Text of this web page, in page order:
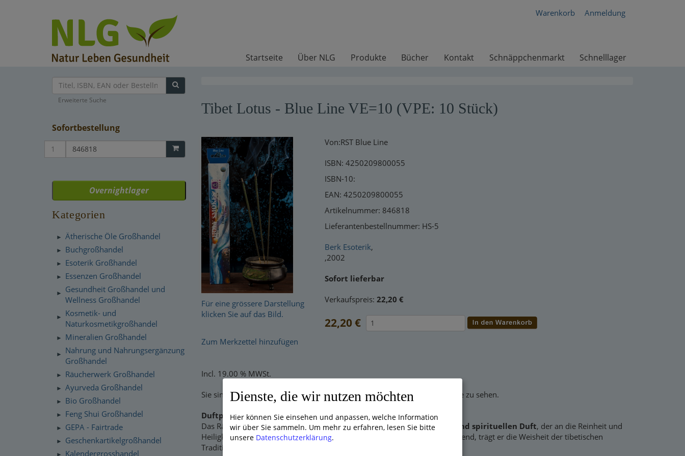
Warenkorb Anmeldung
Startseite Über NLG Produkte Bücher Kontakt Schnäppchenmarkt Schnelllager
Erweiterte Suche
Sofortbestellung
Overnightlager
Kategorien
► Ätherische Öle Großhandel
► Buchgroßhandel
► Esoterik Großhandel
► Essenzen Großhandel
►
Gesundheit Großhandel und
Wellness Großhandel
►
Kosmetik- und
Naturkosmetikgroßhandel
► Mineralien Großhandel
►
Nahrung und Nahrungsergänzung
Großhandel
► Räucherwerk Großhandel
► Ayurveda Großhandel
► Bio Großhandel
► Feng Shui Großhandel
► GEPA - Fairtrade
► Geschenkartikelgroßhandel
►
Kalendergrosshandel
Tibet Lotus - Blue Line VE=10 (VPE: 10 Stück)
Für eine grössere Darstellung
klicken Sie auf das Bild.
Von:RST Blue Line
ISBN: 4250209800055
ISBN-10:
EAN: 4250209800055
Artikelnummer: 846818
Lieferantenbestellnummer: HS-5
Berk Esoterik,
,2002
Sofort lieferbar
Verkaufspreis: 22,20 €
22,20 €
Zum Merkzettel hinzufügen
Incl. 19.00 % MWSt.
Sie sind Händler? Dannloggen Sie sich bitte ein, um rabattierte Nettopreise zu sehen.
Duftprofil:
Das RäucherstäbchenTibet Lotus verströmt einensanften, blumigen und spirituellen Duft, der an die Reinheit und
Heiligkeit der Lotusblüte erinnert. Mild und klar, zugleich warm und erhebend, trägt er die Weisheit der tibetischen
Tradition in sich.
Dienste, die wir nutzen möchten
Hier können Sie einsehen und anpassen, welche Information
wir über Sie sammeln. Um mehr zu erfahren, lesen Sie bitte
unsere Datenschutzerklärung.